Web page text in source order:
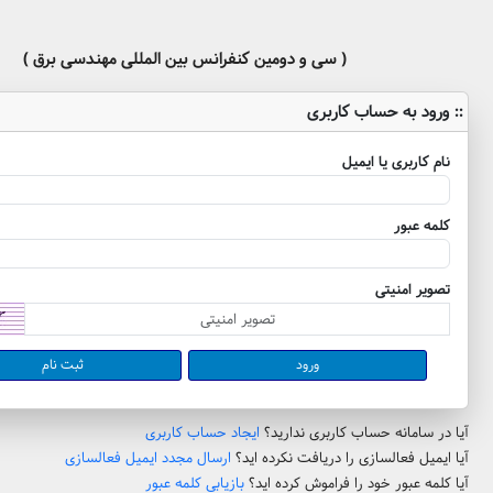
( سی و دومین کنفرانس بین المللی مهندسی برق )
:: ورود به حساب کاربری
نام کاربری یا ایمیل
کلمه عبور
تصویر امنیتی
ثبت نام
آیا در سامانه حساب کاربری ندارید؟ ایجاد حساب کاربری
آیا ایمیل فعالسازی را دریافت نکرده اید؟ ارسال مجدد ایمیل فعالسازی
آیا کلمه عبور خود را فراموش کرده اید؟ بازیابی کلمه عبور